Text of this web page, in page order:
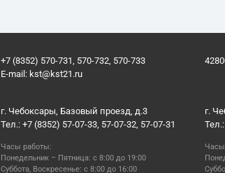
+7 (8352) 570-731, 570-732, 570-733
E-mail: kst@kst21.ru
г. Чебоксары, Базовый проезд, д.3
Тел.: +7 (8352) 57-07-33, 57-07-32, 57-07-31
Часы работы:
Понедельник – Пятница: с 8:00 до 19:00
Суббота, Воскресенье: с 8:00 до 16:00
г.